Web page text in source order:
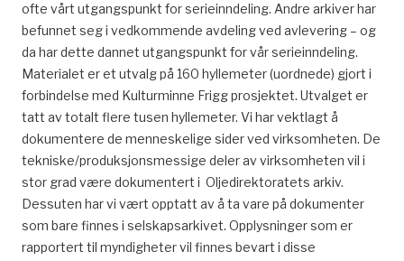
ofte vårt utgangspunkt for serieinndeling. Andre arkiver har
befunnet seg i vedkommende avdeling ved avlevering – og
da har dette dannet utgangspunkt for vår serieinndeling.
Materialet er et utvalg på 160 hyllemeter (uordnede) gjort i
forbindelse med Kulturminne Frigg prosjektet. Utvalget er
tatt av totalt flere tusen hyllemeter. Vi har vektlagt å
dokumentere de menneskelige sider ved virksomheten. De
tekniske/produksjonsmessige deler av virksomheten vil i
stor grad være dokumentert i Oljedirektoratets arkiv.
Dessuten har vi vært opptatt av å ta vare på dokumenter
som bare finnes i selskapsarkivet. Opplysninger som er
rapportert til myndigheter vil finnes bevart i disse